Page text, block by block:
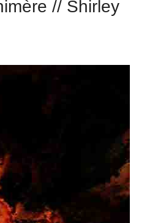
// Shirley